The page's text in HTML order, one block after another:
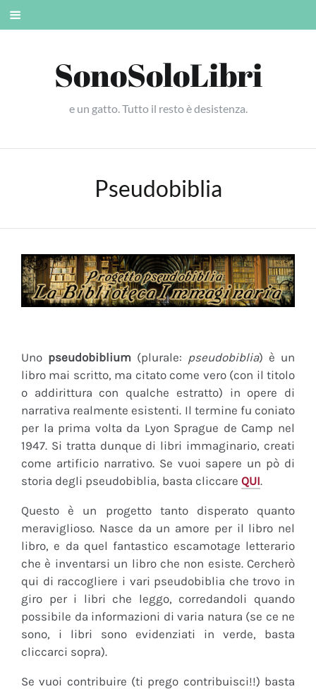
Skip
SonoSoloLibri
e un gatto. Tutto il resto è desistenza.
Pseudobiblia
Uno pseudobiblium (plurale: pseudobiblia) è un
libro mai scritto, ma citato come vero (con il titolo
o addirittura con qualche estratto) in opere di
narrativa realmente esistenti. Il termine fu coniato
per la prima volta da Lyon Sprague de Camp nel
1947. Si tratta dunque di libri immaginario, creati
come artificio narrativo. Se vuoi sapere un pò di
storia degli pseudobiblia, basta cliccare QUI.
Questo è un progetto tanto disperato quanto
meraviglioso. Nasce da un amore per il libro nel
libro, e da quel fantastico escamotage letterario
che è inventarsi un libro che non esiste. Cercherò
qui di raccogliere i vari pseudobiblia che trovo in
giro per i libri che leggo, corredandoli quando
possibile da informazioni di varia natura (se ce ne
sono, i libri sono evidenziati in verde, basta
cliccarci sopra).
Se vuoi contribuire (ti prego contribuisci!!) basta